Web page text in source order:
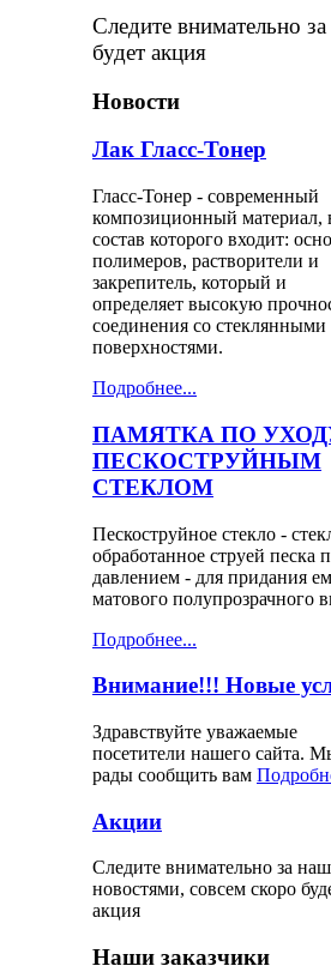
Следите внимательно
будет акция
Новости
Лак Гласс-Тонер
Гласс-Тонер - современный
композиционный материал,
состав которого входит:
полимеров, растворители и
закрепитель, который и
определяет высокую
соединения со стеклянными
поверхностями.
Подробнее...
ПАМЯТКА ПО
ПЕСКОСТРУЙНЫМ
СТЕКЛОМ
Пескоструйное стекло -
обработанное струей песка
давлением - для придания
матового полупрозрачного
Подробнее...
Внимание!!! Новые
Здравствуйте уважаемые
посетители нашего сайта.
рады сообщить вам
Акции
Следите внимательно за
новостями, совсем скоро
акция
Наши заказчики